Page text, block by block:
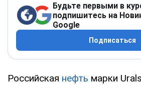
Будьте первыми в
подпишитесь на
Google
Подписаться
Российская нефть марки